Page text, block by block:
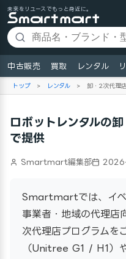
未来をリユースでもっと身近に。
中古販売 買取 レンタル
トップ > レンタル > 卸・2次代理
ロボットレンタルの
で提供
Smartmart編集部
Smartmartでは、イベ
事業者・地域の代理店
次代理店プログラムを
（Unitree G1 / H1）